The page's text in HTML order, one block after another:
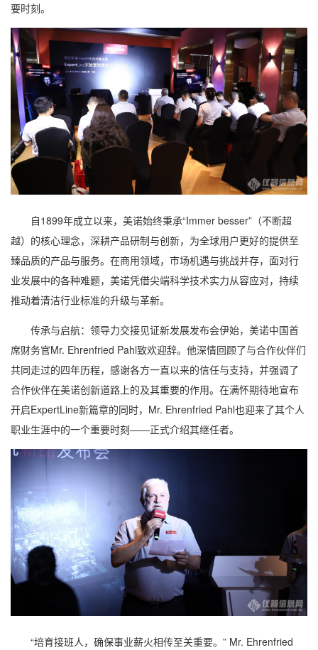
要时刻。
自1899年成立以来，美诺始终秉承“Immer besser”（不断超
越）的核心理念，深耕产品研制与创新，为全球用户更好的提供至
臻品质的产品与服务。在商用领域，市场机遇与挑战并存，面对行
业发展中的各种难题，美诺凭借尖端科学技术实力从容应对，持续
推动着清洁行业标准的升级与革新。
传承与启航：领导力交接见证新发展发布会伊始，美诺中国首
席财务官Mr. Ehrenfried Pahl致欢迎辞。他深情回顾了与合作伙伴们
共同走过的四年历程，感谢各方一直以来的信任与支持，并强调了
合作伙伴在美诺创新道路上的及其重要的作用。在满怀期待地宣布
开启ExpertLine新篇章的同时，Mr. Ehrenfried Pahl也迎来了其个人
职业生涯中的一个重要时刻——正式介绍其继任者。
“培育接班人，确保事业薪火相传至关重要。” Mr. Ehrenfried